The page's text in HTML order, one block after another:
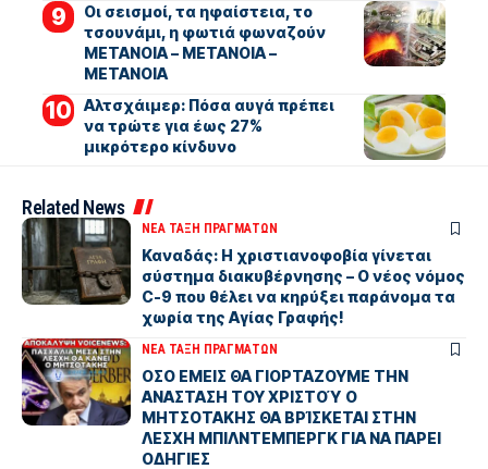
Οι σεισμοί, τα ηφαίστεια, το
τσουνάμι, η φωτιά φωναζούν
ΜΕΤΑΝΟΙΑ – ΜΕΤΑΝΟΙΑ –
ΜΕΤΑΝΟΙΑ
Αλτσχάιμερ: Πόσα αυγά πρέπει
να τρώτε για έως 27%
μικρότερο κίνδυνο
Related News
ΝΕΑ ΤΑΞΗ ΠΡΑΓΜΑΤΩΝ
Καναδάς: Η χριστιανοφοβία γίνεται
σύστημα διακυβέρνησης – Ο νέος νόμος
C-9 που θέλει να κηρύξει παράνομα τα
χωρία της Αγίας Γραφής!
ΝΕΑ ΤΑΞΗ ΠΡΑΓΜΑΤΩΝ
ΟΣΟ ΕΜΕΙΣ ΘΑ ΓΙΟΡΤΑΖΟΥΜΕ ΤΗΝ
ΑΝΑΣΤΑΣΗ ΤΟΥ ΧΡΙΣΤΟΎ Ο
ΜΗΤΣΟΤΑΚΗΣ ΘΑ ΒΡΊΣΚΕΤΑΙ ΣΤΗΝ
ΛΕΣΧΗ ΜΠΙΛΝΤΕΜΠΕΡΓΚ ΓΙΑ ΝΑ ΠΑΡΕΙ
ΟΔΗΓΙΕΣ